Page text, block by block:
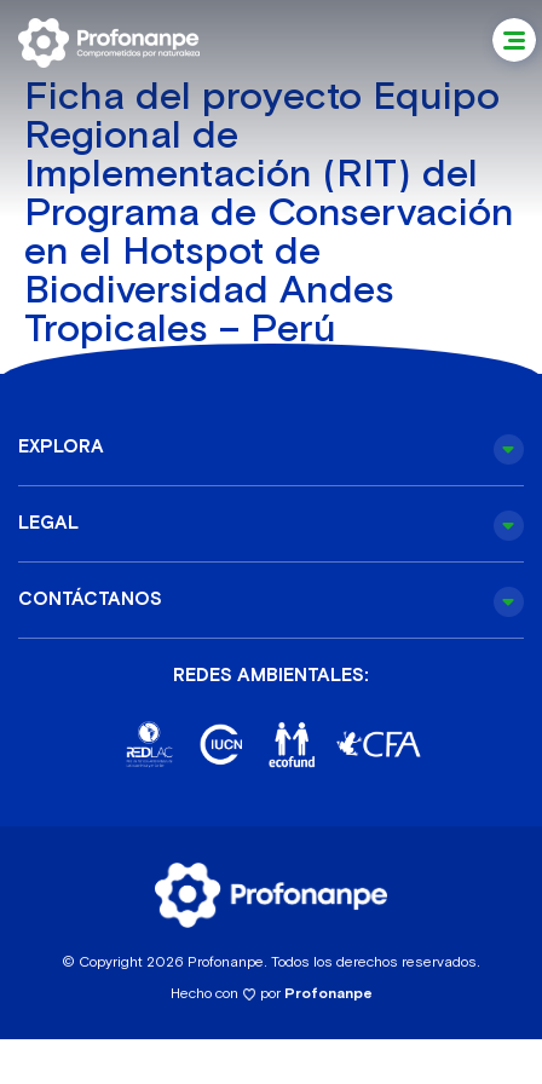
Ficha del proyecto Equipo
Regional de
Implementación (RIT) del
Programa de Conservación
en el Hotspot de
Biodiversidad Andes
Tropicales – Perú
EXPLORA
LEGAL
CONTÁCTANOS
REDES AMBIENTALES:
© Copyright 2026 Profonanpe. Todos los derechos reservados.
Hecho con
por Profonanpe